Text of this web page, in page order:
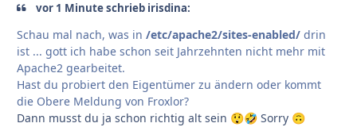
vor 1 Minute schrieb irisdina:
Schau mal nach, was in /etc/apache2/sites-enabled/ drin
ist ... gott ich habe schon seit Jahrzehnten nicht mehr mit
Apache2 gearbeitet.
Hast du probiert den Eigentümer zu ändern oder kommt
die Obere Meldung von Froxlor?
Dann musst du ja schon richtig alt sein 😲🤣 Sorry 🙃